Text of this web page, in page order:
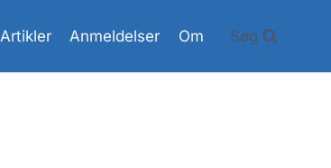
Artikler Anmeldelser Om Søg